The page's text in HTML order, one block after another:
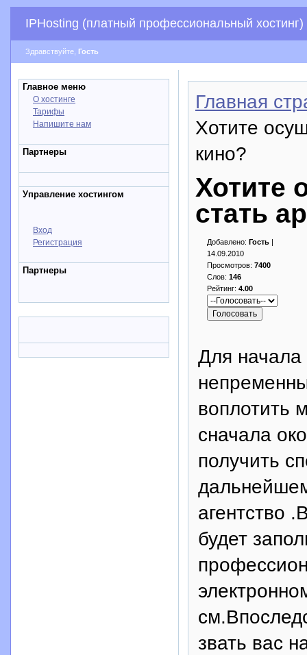
IPHosting (платный профессиональный хостинг)
Здравствуйте, Гость
Главное меню
О хостинге
Тарифы
Напишите нам
Партнеры
Управление хостингом
Вход
Регистрация
Партнеры
Главная
Хотите
кино?
Хотите
стать
Добавлено: Гость |
14.09.2010
Просмотров: 7400
Слов: 146
Рейтинг: 4.00
Для начала
воплотить
сначала
получить
агентство
будет
звать вас